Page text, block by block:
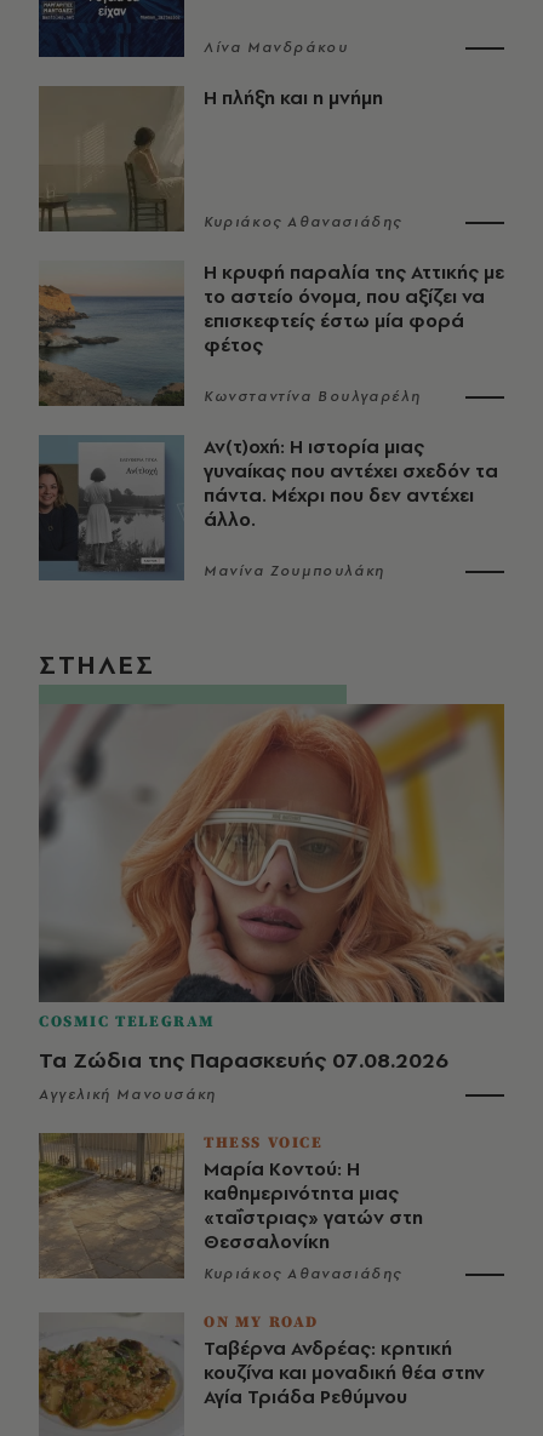
Λίνα Μανδράκου
Η πλήξη και η μνήμη
Κυριάκος Αθανασιάδης
Η κρυφή παραλία της Αττικής με
το αστείο όνομα, που αξίζει να
επισκεφτείς έστω μία φορά
φέτος
Κωνσταντίνα Βουλγαρέλη
Αν(τ)οχή: Η ιστορία μιας
γυναίκας που αντέχει σχεδόν τα
πάντα. Μέχρι που δεν αντέχει
άλλο.
Μανίνα Ζουμπουλάκη
ΣΤΗΛΕΣ
COSMIC TELEGRAM
Τα Ζώδια της Παρασκευής 07.08.2026
Αγγελική Μανουσάκη
THESS VOICE
Μαρία Κοντού: Η
καθημερινότητα μιας
«ταΐστριας» γατών στη
Θεσσαλονίκη
Κυριάκος Αθανασιάδης
ON MY ROAD
Ταβέρνα Ανδρέας: κρητική
κουζίνα και μοναδική θέα στην
Αγία Τριάδα Ρεθύμνου